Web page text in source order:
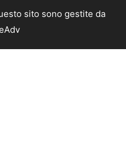
sito sono gestite da